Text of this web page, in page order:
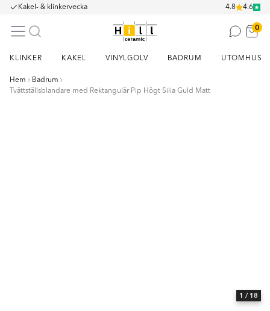
Kakel- & klinkervecka 4.8 4.6
0
KLINKER KAKEL VINYLGOLV BADRUM UTOMHUS
Hem
Badrum
Tvättställsblandare med Rektangulär Pip Högt Silia Guld Matt
1 / 18